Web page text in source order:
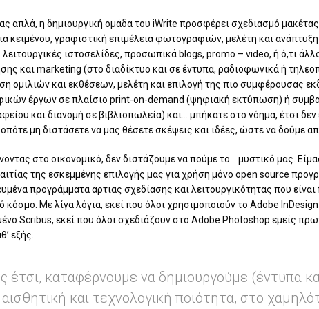
απλά, η δημιουργική ομάδα του iWrite προσφέρει σχεδιασμό
κειμένου, γραφιστική επιμέλεια φωτογραφιών, μελέτη και
ιστοσελίδες, προσωπικά blogs, promo – video, ή ό,τι
και marketing (στο διαδίκτυο και σε έντυπα, ραδιοφωνικά ή
ομιλιών και εκθέσεων, μελέτη και επιλογή της πιο συμφέρουσας
έργων σε πλαίσιο print-on-demand (ψηφιακή εκτύπωση) ή
και διανομή σε βιβλιοπωλεία) και… μπήκατε στο νόημα, έτσι δεν
μη διστάσετε να μας θέσετε σκέψεις και ιδέες, ώστε να δούμε
στο οικονομικό, δεν διστάζουμε να πούμε το… μυστικό μας.
της εσκεμμένης επιλογής μας για χρήση μόνο open source
προγράμματα άρτιας σχεδίασης και λειτουργικότητας που
κόσμο. Με λίγα λόγια, εκεί που όλοι χρησιμοποιούν το Adobe
Scribus, εκεί που όλοι σχεδιάζουν στο Adobe Photoshop εμείς
εξής.
έτσι, καταφέρνουμε να δημιουργούμε (έντυπα
αισθητική και τεχνολογική ποιότητα, στο